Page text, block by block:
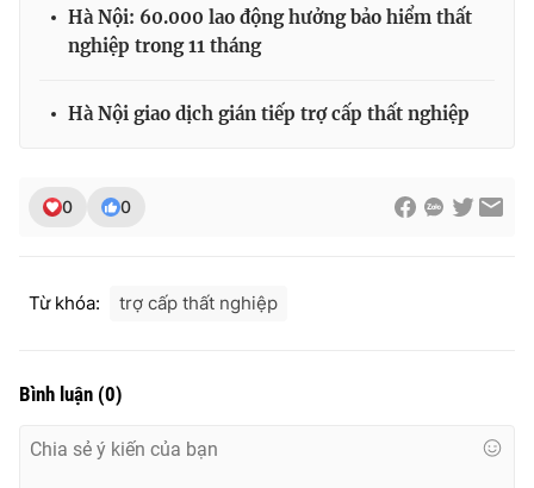
Hà Nội: 60.000 lao động hưởng bảo hiểm thất
nghiệp trong 11 tháng
Hà Nội giao dịch gián tiếp trợ cấp thất nghiệp
0 0
Từ khóa: trợ cấp thất nghiệp
Bình luận (0)